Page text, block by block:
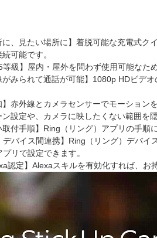
に、見たい場所に】着脱可能な充電式
可能です。
等級】屋内・屋外を問わず使用可能な
がみられて通話が可能】1080p HDビデ
】赤外線とカメラセンサーでモーショ
設定や、カメラに映したくない範囲を
取付手順】Ring（リング）アプリの手
デバイス間連携】Ring（リング）デバ
リで設定できます。
認定】Alexaスキルを有効化すれば、